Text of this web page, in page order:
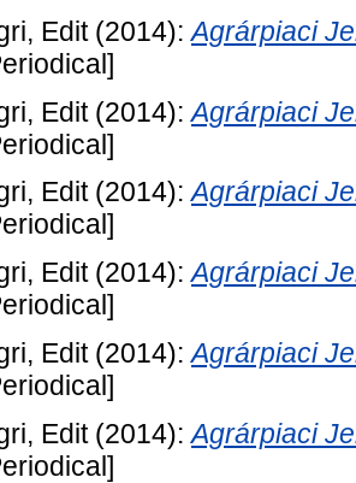
Edit(2014):Agrárpiaci
Edit(2014):Agrárpiaci
Edit(2014):Agrárpiaci
Edit(2014):Agrárpiaci
Edit(2014):Agrárpiaci
Edit(2014):Agrárpiaci